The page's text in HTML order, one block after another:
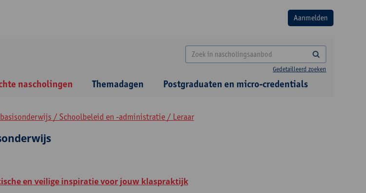
Gedetailleerd zoeken
nascholingen Themadagen Postgraduaten en micro-credentials
/ Schoolbeleid en -administratie / Leraar
en veilige inspiratie voor jouw klaspraktijk